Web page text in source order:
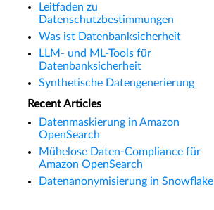
Leitfaden zu
Datenschutzbestimmungen
Was ist Datenbanksicherheit
LLM- und ML-Tools für
Datenbanksicherheit
Synthetische Datengenerierung
Recent Articles
Datenmaskierung in Amazon
OpenSearch
Mühelose Daten-Compliance für
Amazon OpenSearch
Datenanonymisierung in Snowflake